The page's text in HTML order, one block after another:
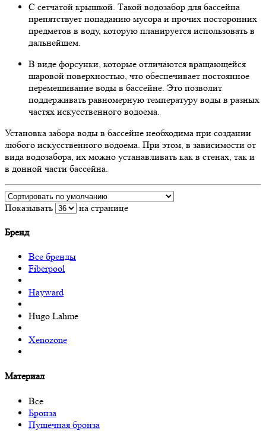
С сетчатой крышкой. Такой водозабор для бассейна
препятствует попаданию мусора и прочих посторонних
предметов в воду, которую планируется использовать в
дальнейшем.
В виде форсунки, которые отличаются вращающейся
шаровой поверхностью, что обеспечивает постоянное
перемешивание воды в бассейне. Это позволит
поддерживать равномерную температуру воды в разных
частях искусственного водоема.
Установка забора воды в бассейне необходима при создании
любого искусственного водоема. При этом, в зависимости от
вида водозабора, их можно устанавливать как в стенах, так и
в донной части бассейна.
Показывать на странице
Бренд
Все бренды
Fiberpool
Hayward
Hugo Lahme
Xenozone
Материал
Все
Бронза
Пушечная бронза